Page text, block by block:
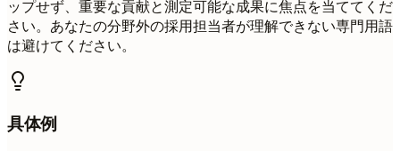
ップせず、重要な貢献と測定可能な成果に焦点を当ててくだ
さい。あなたの分野外の採用担当者が理解できない専門用語
は避けてください。
具体例